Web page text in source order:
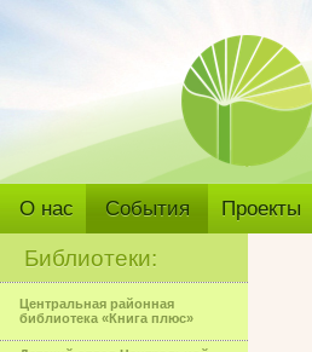
О нас События Проекты
Библиотеки:
Центральная районная
библиотека «Книга плюс»